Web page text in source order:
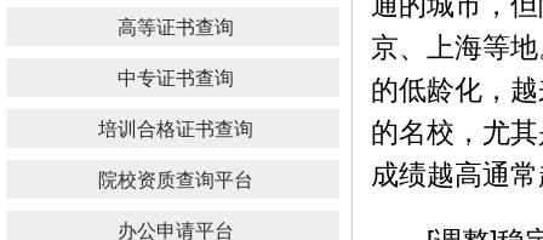
高等证书查询
中专证书查询
培训合格证书查询
院校资质查询平台
办公申请平台
京、上海等
的低龄化，
的名校，尤
成绩越高通